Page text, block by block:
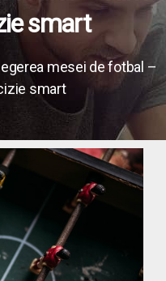
smart
mesei de fotbal –
smart